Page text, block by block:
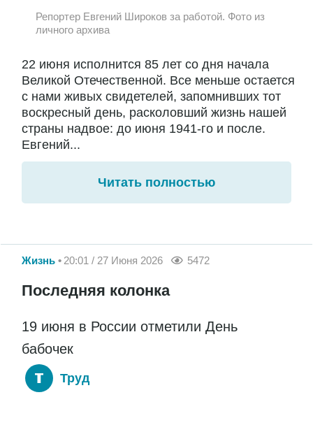
Репортер Евгений Широков за работой. Фото из
личного архива
22 июня исполнится 85 лет со дня начала
Великой Отечественной. Все меньше остается
с нами живых свидетелей, запомнивших тот
воскресный день, расколовший жизнь нашей
страны надвое: до июня 1941-го и после.
Евгений...
Читать полностью
Жизнь 20:01 / 27 Июня 2026 5472
Последняя колонка
19 июня в России отметили День
бабочек
Труд